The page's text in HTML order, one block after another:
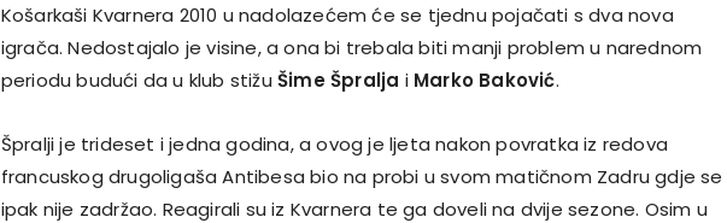
Košarkaši Kvarnera 2010 u nadolazećem će se tjednu pojačati s dva nova
igrača. Nedostajalo je visine, a ona bi trebala biti manji problem u narednom
periodu budući da u klub stižu Šime Špralja i Marko Baković.
Špralji je trideset i jedna godina, a ovog je ljeta nakon povratka iz redova
francuskog drugoligaša Antibesa bio na probi u svom matičnom Zadru gdje se
ipak nije zadržao. Reagirali su iz Kvarnera te ga doveli na dvije sezone. Osim u